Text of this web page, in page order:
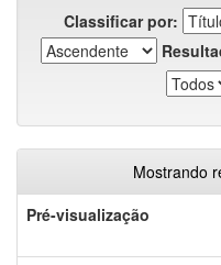
Classificar por:
Mostrando
Pré-visualização